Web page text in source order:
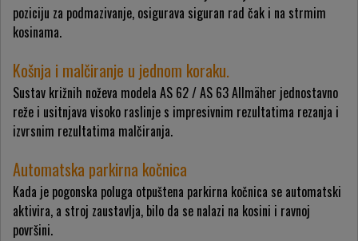
poziciju za podmazivanje, osigurava siguran rad čak i na strmim
kosinama.
Košnja i malčiranje u jednom koraku.
Sustav križnih noževa modela AS 62 / AS 63 Allmäher jednostavno
reže i usitnjava visoko raslinje s impresivnim rezultatima rezanja i
izvrsnim rezultatima malčiranja.
Automatska parkirna kočnica
Kada je pogonska poluga otpuštena parkirna kočnica se automatski
aktivira, a stroj zaustavlja, bilo da se nalazi na kosini i ravnoj
površini.